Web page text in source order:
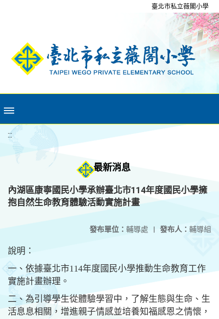
臺北市私立薇閣小學
:::
最新消息
內湖區康寧國民小學承辦臺北市114年度國民小學擁
抱自然生命教育體驗活動實施計畫
發布人： 輔導組
發布單位： 輔導處 |
說明：
一、依據臺北市114年度國民小學推動生命教育工作
實施計畫辦理。
二、為引導學生從體驗學習中，了解生態與生命、生
活息息相關，增進親子情感並培養知福感恩之情懷，